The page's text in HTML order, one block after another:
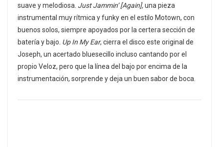
suave y melodiosa. Just Jammin’ [Again],una pieza
instrumental muy rítmica y funky en el estilo Motown, con
buenos solos, siempre apoyados por la certera sección de
batería y bajo. Up In My Ear, cierra el disco este original de
Joseph, un acertado bluesecillo incluso cantando por el
propio Veloz, pero que la línea del bajo por encima de la
instrumentación, sorprende y deja un buen sabor de boca.